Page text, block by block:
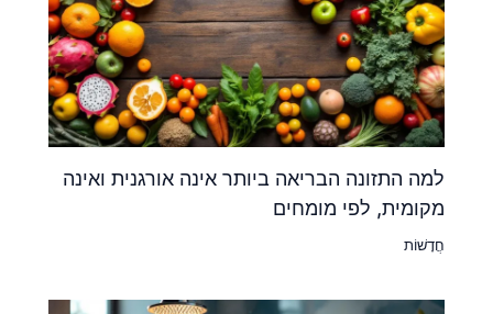
למה התזונה הבריאה ביותר אינה אורגנית ואינה
מקומית, לפי מומחים
חֲדָשׁוֹת